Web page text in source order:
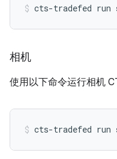
cts-tradefed run
相机
使用以下命令运行相机
cts-tradefed run